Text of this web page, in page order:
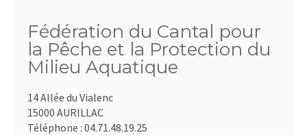
Fédération du Cantal pour
la Pêche et la Protection du
Milieu Aquatique
14 Allée du Vialenc
15000 AURILLAC
Téléphone : 04.71.48.19.25